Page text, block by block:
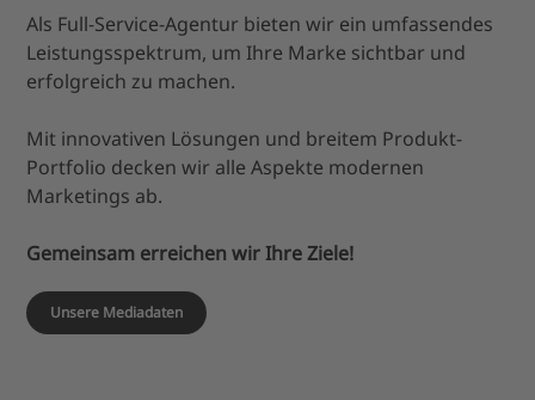
Als Full-Service-Agentur bieten wir ein umfassendes
Leistungsspektrum, um Ihre Marke sichtbar und
erfolgreich zu machen.
Mit innovativen Lösungen und breitem Produkt-
Portfolio decken wir alle Aspekte modernen
Marketings ab.
Gemeinsam erreichen wir Ihre Ziele!
Unsere Mediadaten
Content